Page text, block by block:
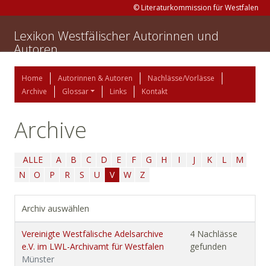
© Literaturkommission für Westfalen
Lexikon Westfälischer Autorinnen und
Autoren
Home Autorinnen & Autoren
Nachlässe/Vorlässe
Archive
Glossar Links Kontakt
Archive
ALLE A B C D E F G H I J K L
M
N
O P R S U V W Z
Archiv auswählen
Vereinigte Westfälische Adelsarchive
e.V. im LWL-Archivamt für Westfalen
Münster
4 Nachlässe
gefunden